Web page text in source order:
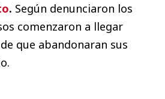
. Según denunciaron los
comenzaron a llegar
que abandonaran sus